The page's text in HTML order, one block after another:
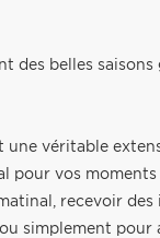
des belles saisons
une véritable
pour vos
recevoir des
simplement pour